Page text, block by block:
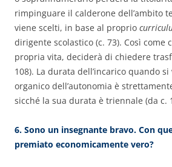
rimpinguare il calderone dell’ambito
viene scelti, in base al proprio
dirigente scolastico (c. 73). Così come
propria vita, deciderà di chiedere
108). La durata dell’incarico quando
organico dell’autonomia è
sicché la sua durata è triennale (da c.
6. Sono un insegnante bravo. Con
premiato economicamente vero?